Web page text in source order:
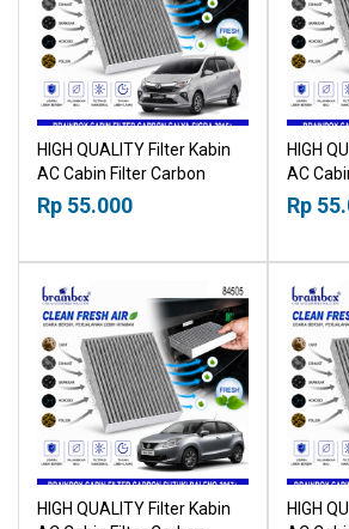
HIGH QUALITY Filter Kabin
AC Cabin Filter Carbon
Toyota Calya Daihatsu Sigra
2016+ 18518030
Rp 55.000
HIGH
AC
Subaru
Rp
HIGH QUALITY Filter Kabin
HIGH